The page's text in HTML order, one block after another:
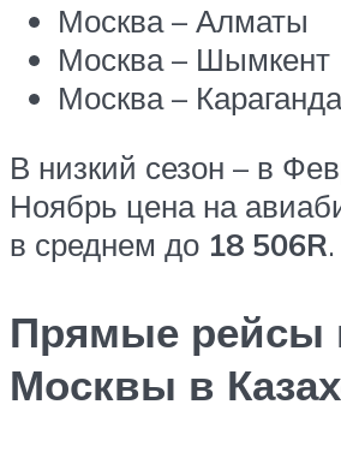
Москва – Алматы
Москва – Шымкент
Москва – Караганда
В низкий сезон – в
Ноябрь цена на
в среднем до 18 506R.
Прямые рейсы
Москвы в